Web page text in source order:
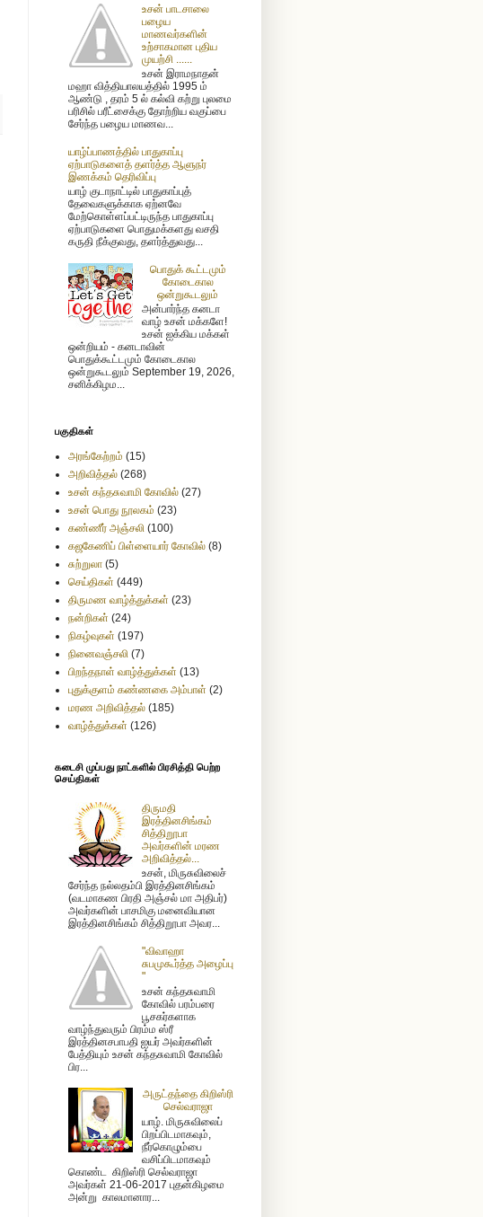
உசன் பாடசாலை
பழைய
மாணவர்களின்
உற்சாகமான புதிய
முயற்சி ......
உசன் இராமநாதன்
மஹா வித்தியாலயத்தில் 1995 ம்
ஆண்டு , தரம் 5 ல் கல்வி கற்று புலமை
பரிசில் பரீட்சைக்கு தோற்றிய வகுப்பை
சேர்ந்த பழைய மாணவ...
யாழ்ப்பாணத்தில் பாதுகாப்பு
ஏற்பாடுகளைத் தளர்த்த ஆளுநர்
இணக்கம் தெரிவிப்பு
யாழ் குடாநாட்டில் பாதுகாப்புத்
தேவைகளுக்காக ஏற்னவே
மேற்கொள்ளப்பட்டிருந்த பாதுகாப்பு
ஏற்பாடுகளை பொதுமக்களது வசதி
கருதி நீக்குவது, தளர்த்துவது...
பொதுக் கூட்டமும்
கோடைகால
ஒன்றுகூடலும்
அன்பார்ந்த கனடா
வாழ் உசன் மக்களே!
உசன் ஐக்கிய மக்கள்
ஒன்றியம் - கனடாவின்
பொதுக்கூட்டமும் கோடைகால
ஒன்றுகூடலும் September 19, 2026,
சனிக்கிழம...
பகுதிகள்
அரங்கேற்றம் (15)
அறிவித்தல் (268)
உசன் கந்தசுவாமி கோவில் (27)
உசன் பொது நூலகம் (23)
கண்ணீர் அஞ்சலி (100)
கஜகேணிப் பிள்ளையார் கோவில் (8)
சுற்றுலா (5)
செய்திகள் (449)
திருமண வாழ்த்துக்கள் (23)
நன்றிகள் (24)
நிகழ்வுகள் (197)
நினைவஞ்சலி (7)
பிறந்தநாள் வாழ்த்துக்கள் (13)
புதுக்குளம் கண்ணகை அம்பாள் (2)
மரண அறிவித்தல் (185)
வாழ்த்துக்கள் (126)
கடைசி முப்பது நாட்களில் பிரசித்தி பெற்ற
செய்திகள்
திருமதி
இரத்தினசிங்கம்
சித்திறூபா
அவர்களின் மரண
அறிவித்தல்...
உசன், மிருசுவிலைச்
சேர்ந்த நல்லதம்பி இரத்தினசிங்கம்
(வடமாகண பிரதி அஞ்சல் மா அதிபர்)
அவர்களின் பாசமிகு மனைவியான
இரத்தினசிங்கம் சித்திறூபா அவர...
"விவாஹா
சுபமுகூர்த்த அழைப்பு
"
உசன் கந்தசுவாமி
கோவில் பரம்பரை
பூசகர்களாக
வாழ்ந்துவரும் பிரம்ம ஸ்ரீ
இரத்தினசபாபதி ஐயர் அவர்களின்
பேத்தியும் உசன் கந்தசுவாமி கோவில்
பிர...
அருட்தந்தை கிறிஸ்ரி
செல்வராஜா
யாழ். மிருசுவிலைப்
பிறப்பிடமாகவும்,
நீர்கொழும்பை
வசிப்பிடமாகவும்
கொண்ட கிறிஸ்ரி செல்வராஜா
அவர்கள் 21-06-2017 புதன்கிழமை
அன்று காலமானார...